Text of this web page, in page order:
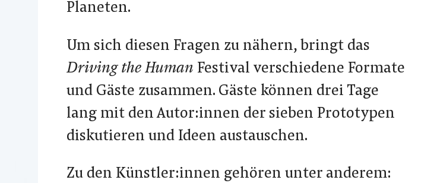
Planeten.
Um sich diesen Fragen zu nähern, bringt das
Driving the Human Festival verschiedene Formate
und Gäste zusammen. Gäste können drei Tage
lang mit den Autor:innen der sieben Prototypen
diskutieren und Ideen austauschen.
Zu den Künstler:innen gehören unter anderem: